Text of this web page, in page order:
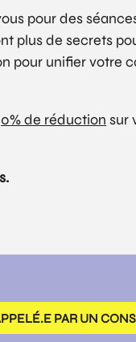
pour des
plus de secrets
pour unifier votre
de réduction sur
PAR UN